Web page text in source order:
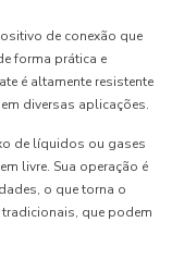
de conexão que
forma prática e
é altamente resistente
diversas aplicações.
de líquidos ou gases
livre. Sua operação é
o que torna o
que podem